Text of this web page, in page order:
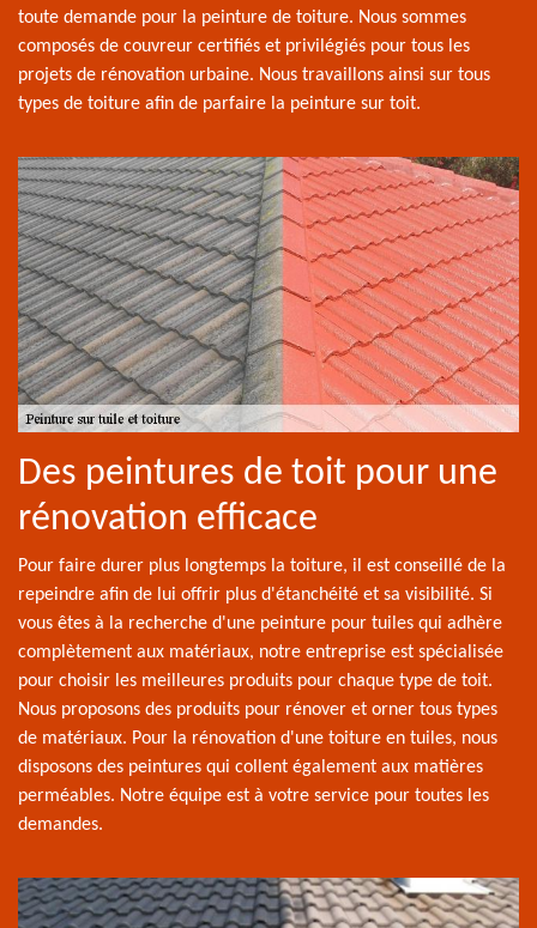
toute demande pour la peinture de toiture. Nous sommes
composés de couvreur certifiés et privilégiés pour tous les
projets de rénovation urbaine. Nous travaillons ainsi sur tous
types de toiture afin de parfaire la peinture sur toit.
Des peintures de toit pour une
rénovation efficace
Pour faire durer plus longtemps la toiture, il est conseillé de la
repeindre afin de lui offrir plus d'étanchéité et sa visibilité. Si
vous êtes à la recherche d'une peinture pour tuiles qui adhère
complètement aux matériaux, notre entreprise est spécialisée
pour choisir les meilleures produits pour chaque type de toit.
Nous proposons des produits pour rénover et orner tous types
de matériaux. Pour la rénovation d'une toiture en tuiles, nous
disposons des peintures qui collent également aux matières
perméables. Notre équipe est à votre service pour toutes les
demandes.